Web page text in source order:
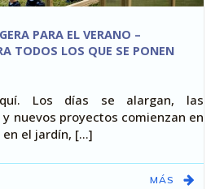
PARA EL VERANO –
TODOS LOS QUE SE PONEN
Los días se alargan, las
nuevos proyectos comienzan en
el jardín, [...]
MÁS